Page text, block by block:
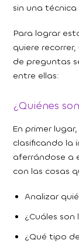
sin una
Para lograr
quiere
de preguntas
entre ellas:
¿Quiénes
En primer
clasificando la
aferrándose a
con las cosas
Analizar
¿Cuáles
¿Qué tipo